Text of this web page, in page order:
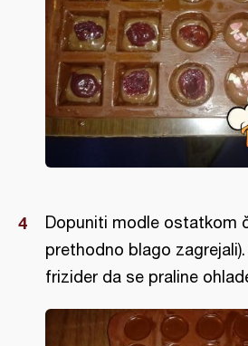
Dopuniti modle ostatkom
prethodno blago
frizider da se praline